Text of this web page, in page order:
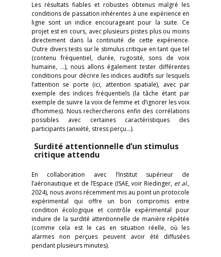
Les résultats fiables et robustes obtenus malgré les
conditions de passation inhérentes à une expérience en
ligne sont un indice encourageant pour la suite. Ce
projet est en cours, avec plusieurs pistes plus ou moins
directement dans la continuité de cette expérience.
Outre divers tests sur le stimulus critique en tant que tel
(contenu fréquentiel, durée, rugosité, sons de voix
humaine, …), nous allons également tester différentes
conditions pour décrire les indices auditifs sur lesquels
l’attention se porte (ici, attention spatiale), avec par
exemple des indices fréquentiels (la tâche étant par
exemple de suivre la voix de femme et d’ignorer les voix
d’hommes). Nous rechercherons enfin des corrélations
possibles avec certaines caractéristiques des
participants (anxiété, stress perçu…).
Surdité attentionnelle d’un stimulus
critique attendu
En collaboration avec l’Institut supérieur de
l’aéronautique et de l’Espace (ISAE, voir Riedinger, et al.,
2024), nous avons récemment mis au point un protocole
expérimental qui offre un bon compromis entre
condition écologique et contrôle expérimental pour
induire de la surdité attentionnelle de manière répétée
(comme cela est le cas en situation réelle, où les
alarmes non perçues peuvent avoir été diffusées
pendant plusieurs minutes).